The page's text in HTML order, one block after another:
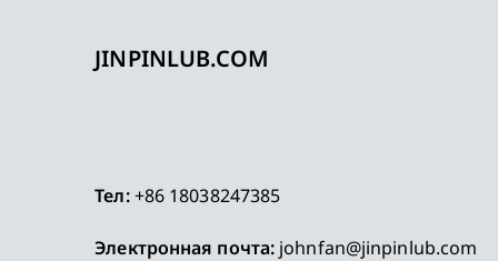
JINPINLUB.COM
Тел:+86 18038247385
Электронная почта: johnfan@jinpinlub.com